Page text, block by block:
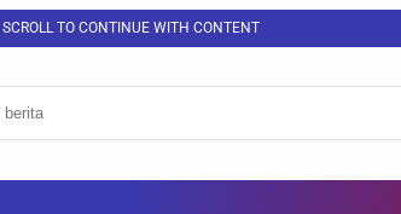
SCROLL TO CONTINUE WITH CONTENT